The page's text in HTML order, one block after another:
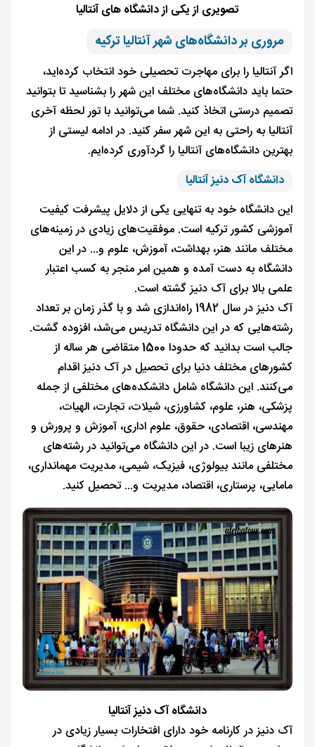
تصویری از یکی از دانشگاه های آنتالیا
مروری بر دانشگاه‌های شهر آنتالیا ترکیه
اگر آنتالیا را برای مهاجرت تحصیلی خود انتخاب کرده‌اید،
حتما باید دانشگاه‌های مختلف این شهر را بشناسید تا بتوانید
تصمیم درستی اتخاذ کنید. شما می‌توانید با تور لحظه آخری
آنتالیا به راحتی به این شهر سفر کنید. در ادامه لیستی از
بهترین دانشگاه‌های آنتالیا را گردآوری کرده‌ایم.
دانشگاه آک دنیز آنتالیا
این دانشگاه خود به تنهایی یکی از دلایل پیشرفت کیفیت
آموزشی کشور ترکیه است. موفقیت‌های زیادی در زمینه‌های
مختلف مانند هنر، بهداشت، آموزش، علوم و... در این
دانشگاه به دست آمده و همین امر منجر به کسب اعتبار
علمی بالا برای آک دنیز گشته است.
آک دنیز در سال 1982 راه‌اندازی شد و با گذر زمان بر تعداد
رشته‌هایی که در این دانشگاه تدریس می‌شد، افزوده گشت.
جالب است بدانید که حدودا 1500 متقاضی هر ساله از
کشورهای مختلف دنیا برای تحصیل در آک دنیز اقدام
می‌کنند. این دانشگاه شامل دانشکده‌های مختلفی از جمله
پزشکی، هنر، علوم، کشاورزی، شیلات، تجارت، الهیات،
مهندسی، اقتصادی، حقوق، علوم اداری، آموزش و پرورش و
هنرهای زیبا است. در این دانشگاه می‌توانید در رشته‌های
مختلفی مانند بیولوژی، فیزیک، شیمی، مدیریت مهمانداری،
مامایی، پرستاری، اقتصاد، مدیریت و... تحصیل کنید.
دانشگاه آک دنیز آنتالیا
آک دنیز در کارنامه خود دارای افتخارات بسیار زیادی در